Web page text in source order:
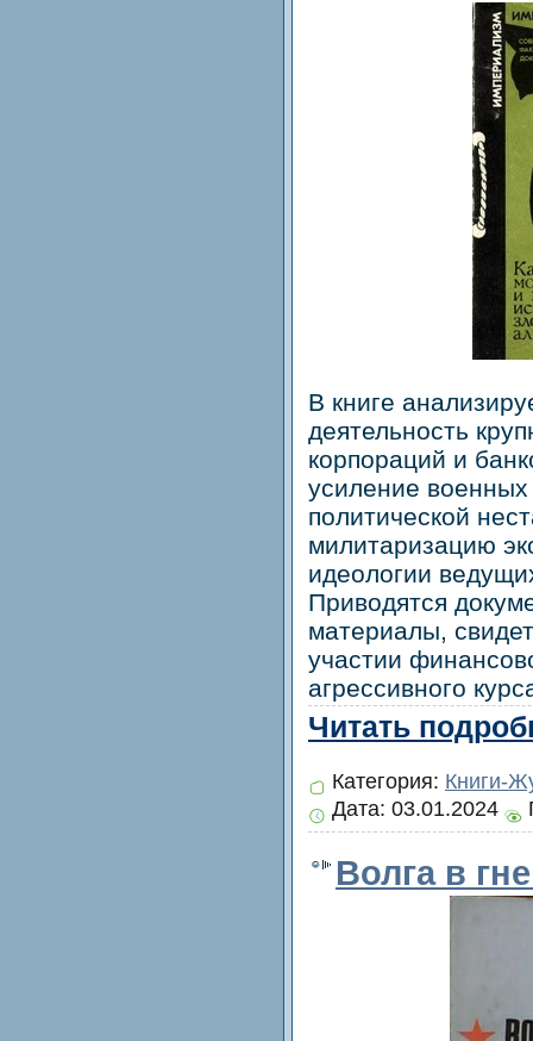
В книге
деятельность
корпораций и
усиление
политической
милитаризацию
идеологии
Приводятся
материалы,
участии
агрессивного
Читать
Категория: Книги-
Дата: 03.01.2024
Волга в